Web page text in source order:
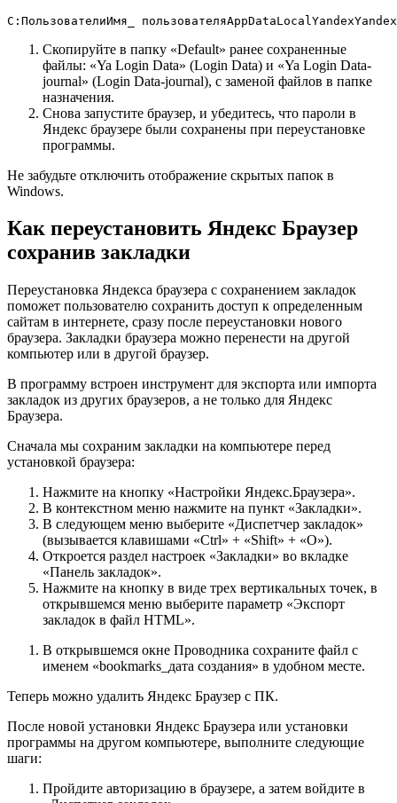
C:ПользователиИмя_
Скопируйте в папку «Default» ранее сохраненные
файлы: «Ya Login Data» (Login Data) и «Ya Login Data-
journal» (Login Data-journal), с заменой файлов в папке
назначения.
Снова запустите браузер, и убедитесь, что пароли в
Яндекс браузере были сохранены при переустановке
программы.
Не забудьте отключить отображение скрытых папок в
Windows.
Как переустановить Яндекс Браузер
сохранив закладки
Переустановка Яндекса браузера с сохранением закладок
поможет пользователю сохранить доступ к определенным
сайтам в интернете, сразу после переустановки нового
браузера. Закладки браузера можно перенести на другой
компьютер или в другой браузер.
В программу встроен инструмент для экспорта или импорта
закладок из других браузеров, а не только для Яндекс
Браузера.
Сначала мы сохраним закладки на компьютере перед
установкой браузера:
Нажмите на кнопку «Настройки Яндекс.Браузера».
В контекстном меню нажмите на пункт «Закладки».
В следующем меню выберите «Диспетчер закладок»
(вызывается клавишами «Ctrl» + «Shift» + «O»).
Откроется раздел настроек «Закладки» во вкладке
«Панель закладок».
Нажмите на кнопку в виде трех вертикальных точек, в
открывшемся меню выберите параметр «Экспорт
закладок в файл HTML».
В открывшемся окне Проводника сохраните файл с
именем «bookmarks_дата создания» в удобном месте.
Теперь можно удалить Яндекс Браузер с ПК.
После новой установки Яндекс Браузера или установки
программы на другом компьютере, выполните следующие
шаги:
Пройдите авторизацию в браузере, а затем войдите в